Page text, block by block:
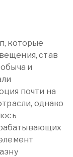
которые
став
и
почти на
однако